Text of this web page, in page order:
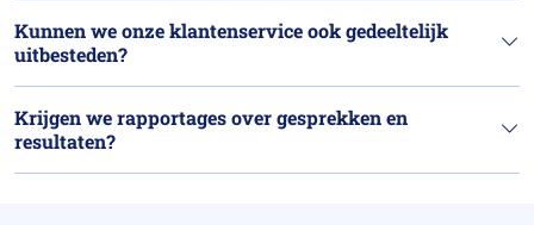
Kunnen we onze klantenservice ook gedeeltelijk
uitbesteden?
Krijgen we rapportages over gesprekken en
resultaten?